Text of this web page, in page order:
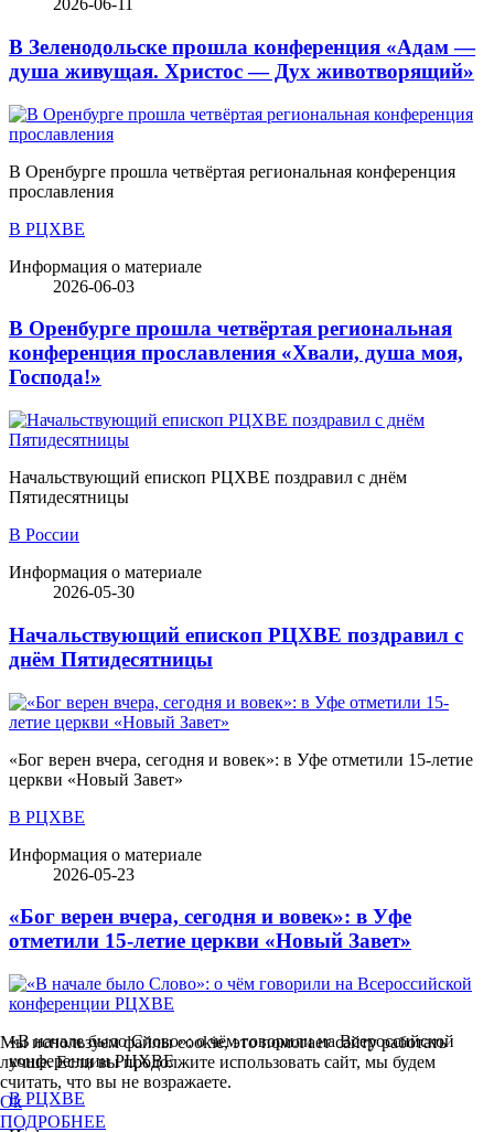
2026-06-11
В Зеленодольске прошла конференция «Адам —
душа живущая. Христос — Дух животворящий»
В Оренбурге прошла четвёртая региональная конференция
прославления
В РЦХВЕ
Информация о материале
2026-06-03
В Оренбурге прошла четвёртая региональная
конференция прославления «Хвали, душа моя,
Господа!»
Начальствующий епископ РЦХВЕ поздравил с днём
Пятидесятницы
В России
Информация о материале
2026-05-30
Начальствующий епископ РЦХВЕ поздравил с
днём Пятидесятницы
«Бог верен вчера, сегодня и вовек»: в Уфе отметили 15-летие
церкви «Новый Завет»
В РЦХВЕ
Информация о материале
2026-05-23
«Бог верен вчера, сегодня и вовек»: в Уфе
отметили 15-летие церкви «Новый Завет»
«В начале было Слово»: о чём говорили на Всероссийской
конференции РЦХВЕ
В РЦХВЕ
Мы используем файлы cookie, это помогает сайту работать
лучше. Если вы продолжите использовать сайт, мы будем
считать, что вы не возражаете.
Ok
ПОДРОБНЕЕ